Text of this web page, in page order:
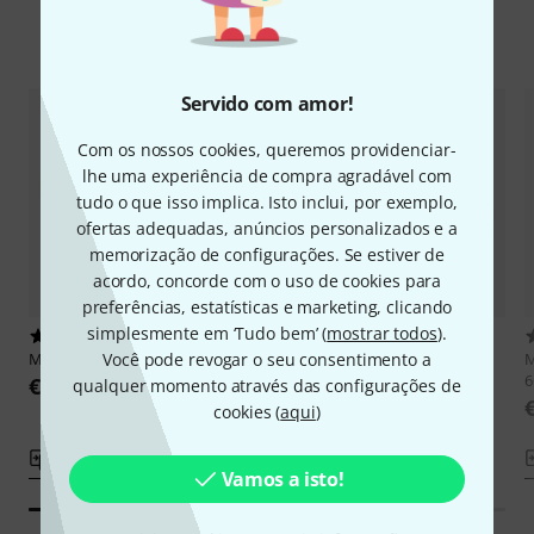
Servido com amor!
Com os nossos cookies, queremos providenciar-
lhe uma experiência de compra agradável com
tudo o que isso implica. Isto inclui, por exemplo,
ofertas adequadas, anúncios personalizados e a
memorização de configurações. Se estiver de
acordo, concorde com o uso de cookies para
preferências, estatísticas e marketing, clicando
simplesmente em ‘Tudo bem’ (mostrar todos).
Você pode revogar o seu consentimento a
qualquer momento através das configurações de
cookies (aqui)
Vamos a isto!
Comparar opções
3
MeerklangMonochord 126cm
€ 769
Comparar
3
MeerklangMonochord 106cm
€ 699
Comparar